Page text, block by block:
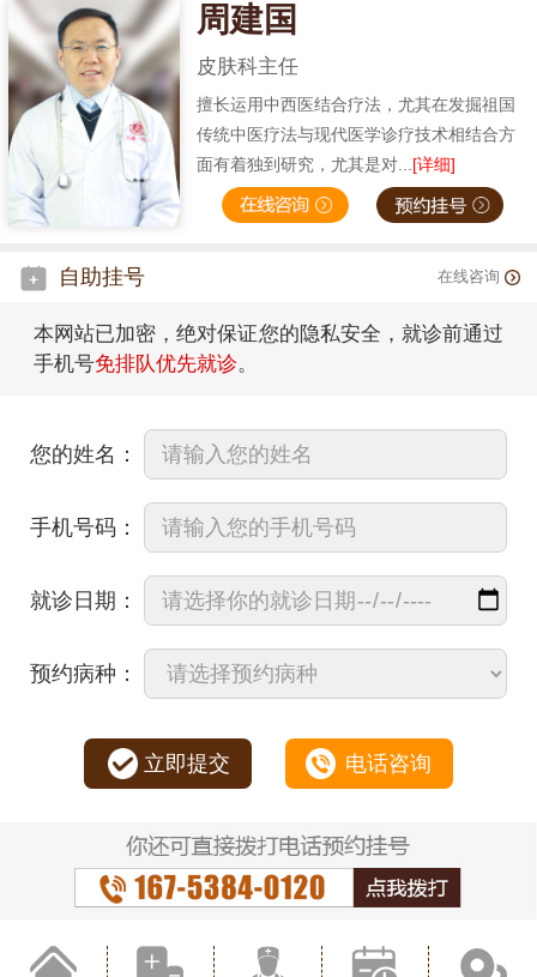
周建国
皮肤科主任
擅长运用中西医结合疗法，尤其在发掘祖国
传统中医疗法与现代医学诊疗技术相结合方
面有着独到研究，尤其是对...[详细]
自助挂号 在线咨询
本网站已加密，绝对保证您的隐私安全，就诊前通过
手机号免排队优先就诊。
您的姓名：
手机号码：
就诊日期：
预约病种：
立即提交 电话咨询